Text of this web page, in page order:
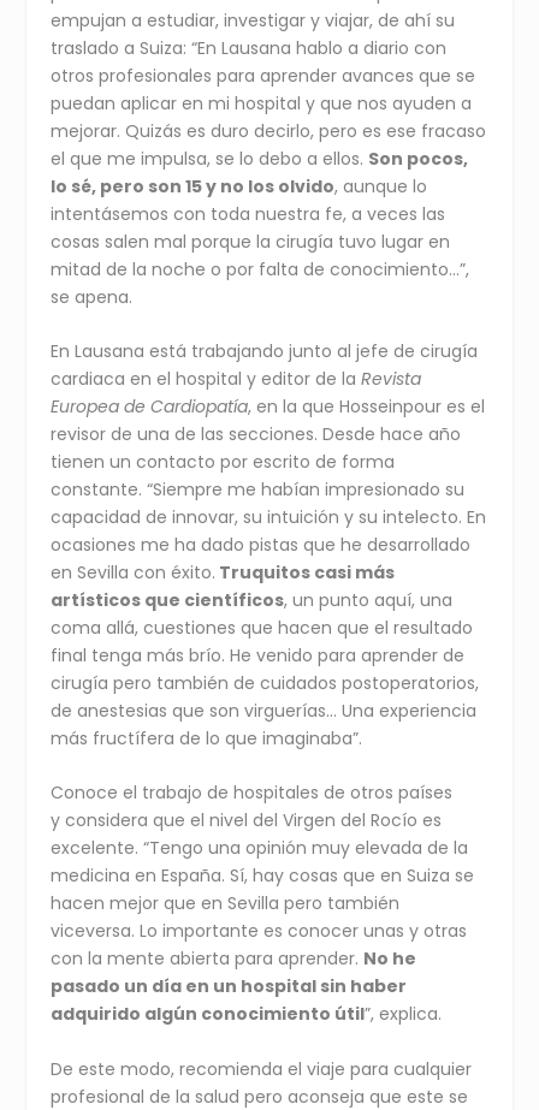
empujan a estudiar, investigar y viajar, de ahí su
traslado a Suiza: “En Lausana hablo a diario con
otros profesionales para aprender avances que se
puedan aplicar en mi hospital y que nos ayuden a
mejorar. Quizás es duro decirlo, pero es ese fracaso
el que me impulsa, se lo debo a ellos. Son pocos,
lo sé, pero son 15 y no los olvido, aunque lo
intentásemos con toda nuestra fe, a veces las
cosas salen mal porque la cirugía tuvo lugar en
mitad de la noche o por falta de conocimiento…”,
se apena.
En Lausana está trabajando junto al jefe de cirugía
cardiaca en el hospital y editor de laRevista
Europea de Cardiopatía, en la que Hosseinpour es el
revisor de una de las secciones. Desde hace año
tienen un contacto por escrito de forma
constante. “Siempre me habían impresionado su
capacidad de innovar, su intuición y su intelecto. En
ocasiones me ha dado pistas que he desarrollado
en Sevilla con éxito. Truquitos casi más
artísticos que científicos, un punto aquí, una
coma allá, cuestiones que hacen que el resultado
final tenga más brío. He venido para aprender de
cirugía pero también de cuidados postoperatorios,
de anestesias que son virguerías… Una experiencia
más fructífera de lo que imaginaba”.
Conoce el trabajo de hospitales de otros países
y considera que el nivel del Virgen del Rocío es
excelente. “Tengo una opinión muy elevada de la
medicina en España. Sí, hay cosas que en Suiza se
hacen mejor que en Sevilla pero también
viceversa. Lo importante es conocer unas y otras
con la mente abierta para aprender. No he
pasado un día en un hospital sin haber
adquirido algún conocimiento útil”, explica.
De este modo, recomienda el viaje para cualquier
profesional de la salud pero aconseja que este se